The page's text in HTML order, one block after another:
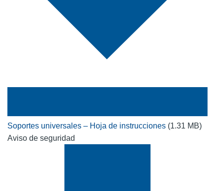
Soportes universales – Hoja de instrucciones (1.31 MB)
Aviso de seguridad